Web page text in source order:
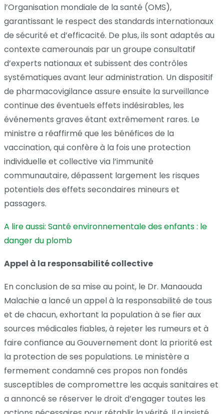
l’Organisation mondiale de la santé (OMS),
garantissant le respect des standards internationaux
de sécurité et d’efficacité. De plus, ils sont adaptés au
contexte camerounais par un groupe consultatif
d’experts nationaux et subissent des contrôles
systématiques avant leur administration. Un dispositif
de pharmacovigilance assure ensuite la surveillance
continue des éventuels effets indésirables, les
événements graves étant extrêmement rares. Le
ministre a réaffirmé que les bénéfices de la
vaccination, qui confère à la fois une protection
individuelle et collective via l’immunité
communautaire, dépassent largement les risques
potentiels des effets secondaires mineurs et
passagers.
A lire aussi: Santé environnementale des enfants : le
danger du plomb
Appel à la responsabilité collective
En conclusion de sa mise au point, le Dr. Manaouda
Malachie a lancé un appel à la responsabilité de tous
et de chacun, exhortant la population à se fier aux
sources médicales fiables, à rejeter les rumeurs et à
faire confiance au Gouvernement dont la priorité est
la protection de ses populations. Le ministère a
fermement condamné ces propos non fondés
susceptibles de compromettre les acquis sanitaires et
a annoncé se réserver le droit d’engager toutes les